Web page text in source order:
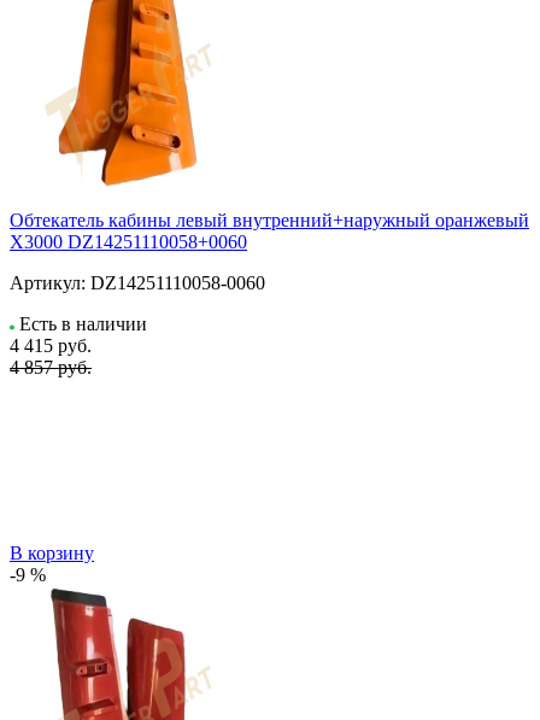
Обтекатель кабины левый внутренний+наружный оранжевый
X3000 DZ14251110058+0060
Артикул: DZ14251110058-0060
Есть в наличии
4 415 руб.
4 857 руб.
В корзину
-9 %